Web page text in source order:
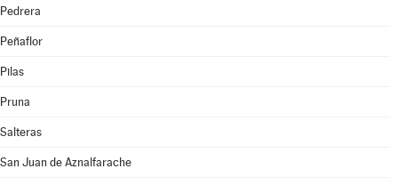
Pedrera
Peñaflor
Pilas
Pruna
Salteras
San Juan de Aznalfarache